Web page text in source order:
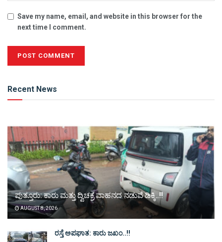
Save my name, email, and website in this browser for the
next time I comment.
Recent News
ಪುತ್ತೂರು: ಕಾರು ಮತ್ತು ದ್ವಿಚಕ್ರ ವಾಹನದ ನಡುವೆ ಡಿಕ್ಕಿ..!!
AUGUST 8, 2026
ರಸ್ತೆ ಅಪಘಾತ: ಕಾರು ಜಖಂ..!!